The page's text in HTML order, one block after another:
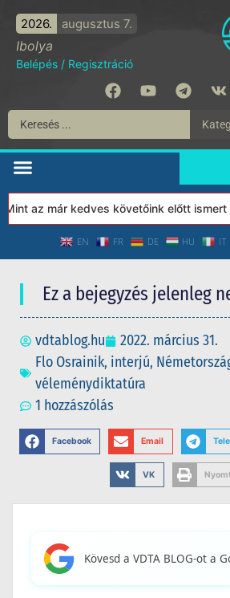
2026. augusztus 7.
Ibolya
Belépés / Regisztráció
az már kedves követőink előtt ismert
EN FR DE HU IT
Ez a bejegyzés jelenleg
vdtablog.hu
2022. március 31.
Flo Osrainik, interjú,
véleménydiktatúra
1 hozzászólás
Facebook Email
VK
Kövesd a VDTA BLOG-ot a